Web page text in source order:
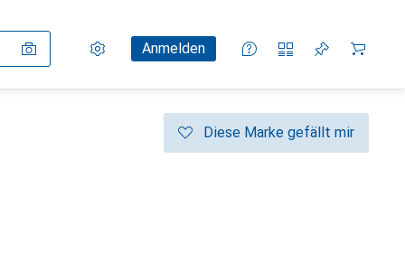
Einstellungen
KundenkontoAnmelden
Vergleichslisten
Merklisten
Warenkorb
Diese Marke gefällt mir